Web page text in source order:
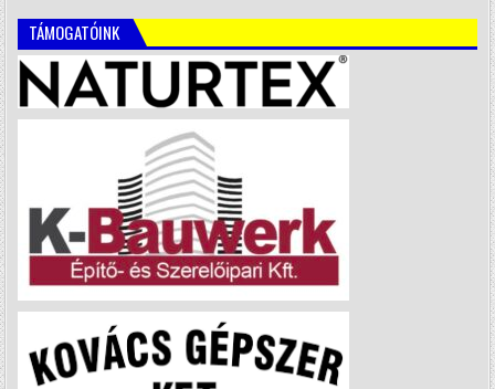
TÁMOGATÓINK